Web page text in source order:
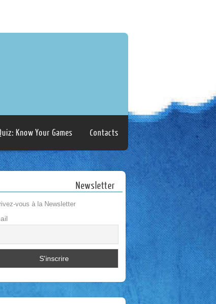
Know Your Games Contacts
Newsletter
vous à la Newsletter